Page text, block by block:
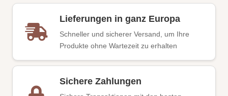
Lieferungen in ganz Europa
Schneller und sicherer Versand, um Ihre
Produkte ohne Wartezeit zu erhalten
Sichere Zahlungen